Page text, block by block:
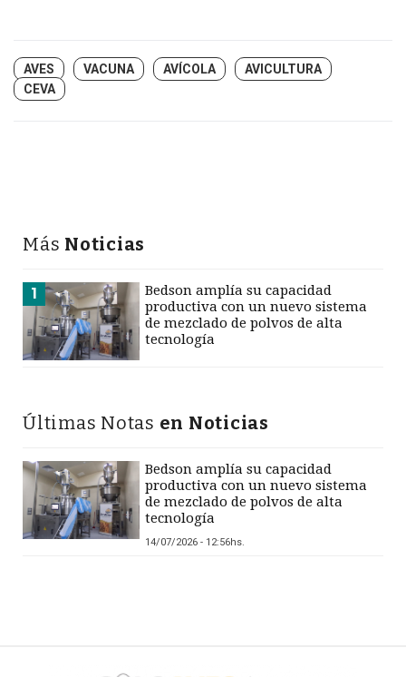
AVES VACUNA AVÍCOLA
AVICULTURA
CEVA
Más Noticias
1
Bedson amplía su capacidad
productiva con un nuevo sistema
de mezclado de polvos de alta
tecnología
Últimas Notas en Noticias
Bedson amplía su capacidad
productiva con un nuevo sistema
de mezclado de polvos de alta
tecnología
14/07/2026 - 12:56hs.